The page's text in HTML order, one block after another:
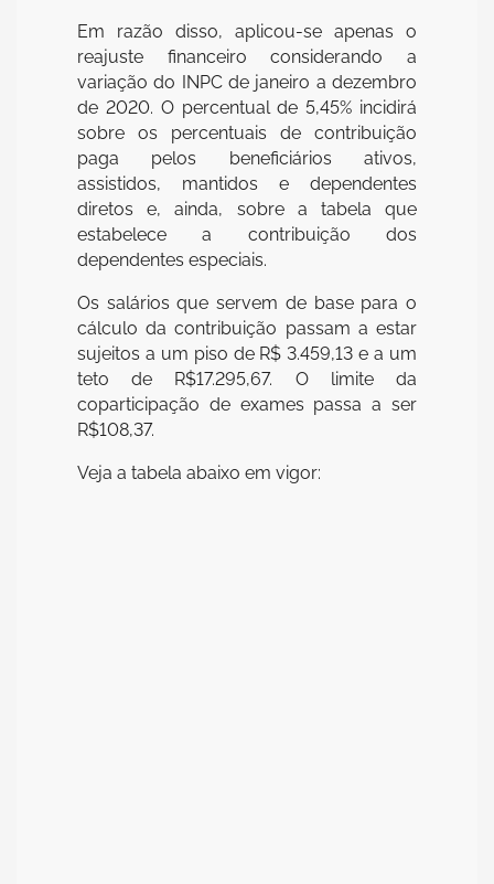
Em razão disso, aplicou-se apenas o
reajuste financeiro considerando a
variação do INPC de janeiro a dezembro
de 2020. O percentual de 5,45% incidirá
sobre os percentuais de contribuição
paga pelos beneficiários ativos,
assistidos, mantidos e dependentes
diretos e, ainda, sobre a tabela que
estabelece a contribuição dos
dependentes especiais.
Os salários que servem de base para o
cálculo da contribuição passam a estar
sujeitos a um piso de R$ 3.459,13 e a um
teto de R$17.295,67. O limite da
coparticipação de exames passa a ser
R$108,37.
Veja a tabela abaixo em vigor: